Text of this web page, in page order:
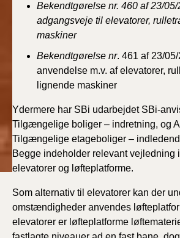
BR18 (1/1-9/3 2020)
BR18 (4/7-31/12
BR18 (1/7-31/12
2018)
BR18 (1/1-30/6
BR15 (2015-2018)
Bekendtgørelse nr. 460 af 23/
adgangsveje til elevatorer,
maskiner
Bekendtgørelse nr. 461 af 23/
anvendelse m.v. af elevatorer,
lignende maskiner
Ydermere har SBi udarbejdet SBi-
Tilgængelige boliger – indretning, og
Tilgængelige etageboliger –
Begge indeholder relevant vejledning i
elevatorer og løfteplatforme.
Som alternativ til elevatorer kan der
omstændigheder anvendes
elevatorer er løfteplatforme